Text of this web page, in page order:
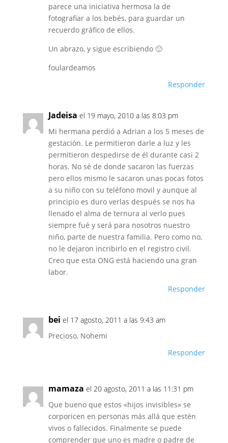
parece una iniciativa hermosa la de
fotografiar a los bebés, para guardar un
recuerdo gráfico de ellos.
Un abrazo, y sigue escribiendo 🙂
foulardeamos
Responder
Jadeisa el 19 mayo, 2010 a las 8:03 pm
Mi hermana perdió a Adrian a los 5 meses de
gestación. Le permitieron darle a luz y les
permitieron despedirse de él durante casi 2
horas. No sé de donde sacaron las fuerzas
pero ellos mismo le sacaron unas pocas fotos
a su niño con su teléfono movil y aunque al
principio es duro verlas después se nos ha
llenado el alma de ternura al verlo pues
siempre fué y será para nosotros nuestro
niño, parte de nuestra familia. Pero como no,
no le dejaron incribirlo en el registro civil.
Creo que esta ONG está haciendo una gran
labor.
Responder
bei el 17 agosto, 2011 a las 9:43 am
Precioso, Nohemi
Responder
mamaza el 20 agosto, 2011 a las 11:31 pm
Que bueno que estos «hijos invisibles» se
corporicen en personas más allá que estén
vivos o fallecidos. Finalmente se puede
comprender que uno es madre o padre de